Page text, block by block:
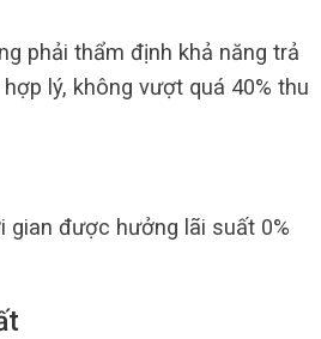
phải thẩm định khả năng trả
lý, không vượt quá 40% thu
gian được hưởng lãi suất 0%